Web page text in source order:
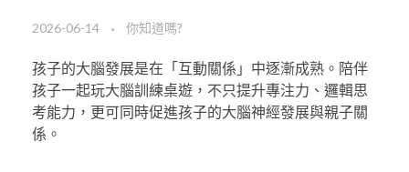
2026-06-14 你知道嗎?
孩子的大腦發展是在「互動關係」中逐漸成熟。陪伴
孩子一起玩大腦訓練桌遊，不只提升專注力、邏輯思
考能力，更可同時促進孩子的大腦神經發展與親子關
係。